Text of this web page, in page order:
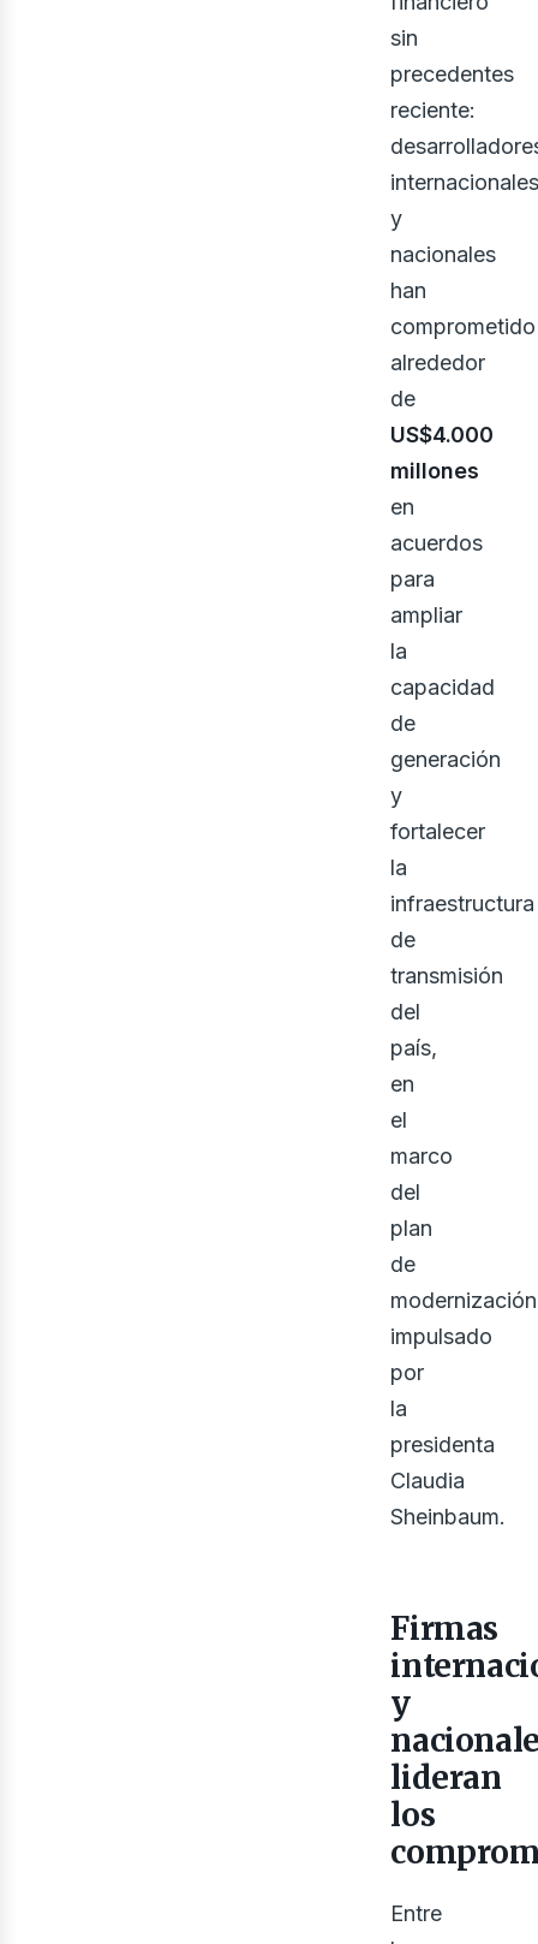
sin
precedentes
reciente:
y
nacionales
han
comprometido
alrededor
de
US$4.000
millones
en
acuerdos
para
ampliar
la
capacidad
de
generación
y
fortalecer
la
infraestructura
de
transmisión
del
país,
en
el
marco
del
plan
de
modernización
impulsado
por
la
presidenta
Claudia
Sheinbaum.
Firmas
y
lideran
los
Entre